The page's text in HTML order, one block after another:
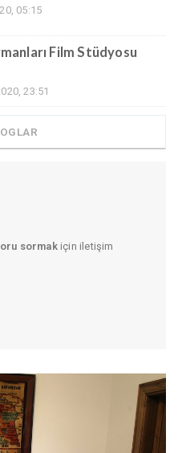
05:15
Film Stüdyosu
23:51
sormakiçin iletişim